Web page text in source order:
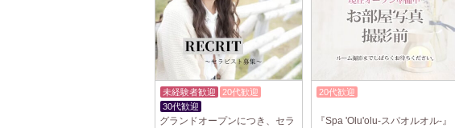
未経験者歓迎
20代歓迎
30代歓迎
グランドオープンにつき、セラ
20代歓迎
『Spa 'Olu'olu-スパオルオル-』